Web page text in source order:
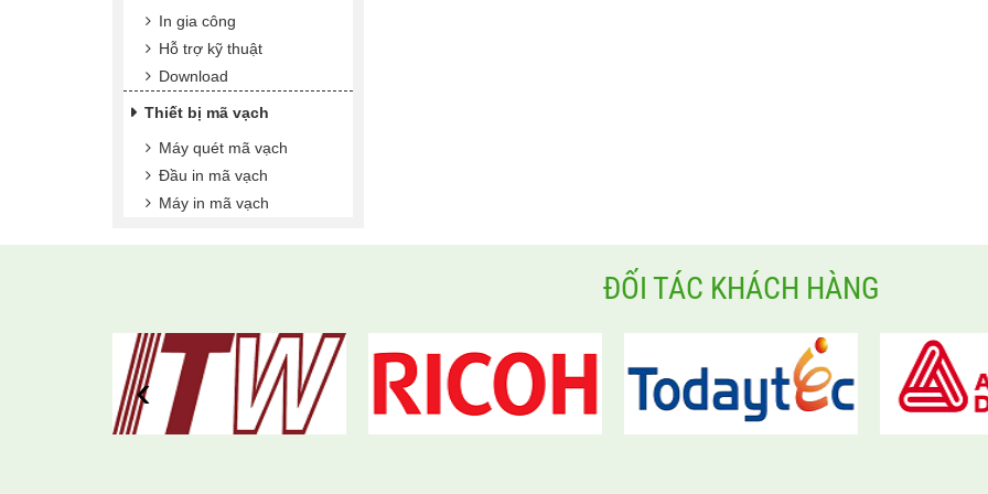
In gia công
Hỗ trợ kỹ thuật
Download
Thiết bị mã vạch
Máy quét mã vạch
Đầu in mã vạch
Máy in mã vạch
ĐỐI TÁC KHÁCH HÀNG
‹